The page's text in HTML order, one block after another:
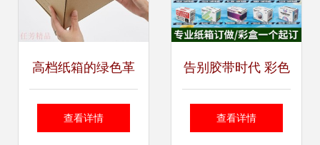
高档纸箱的绿色革
新 环保革新催奋
查看详情
告别胶带时代 彩色
拉链纸箱如何重塑
查看详情